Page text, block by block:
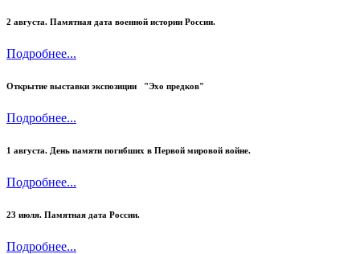
2 августа. Памятная дата военной истории России.
Подробнее...
Открытие выставки экспозиции "Эхо предков"
Подробнее...
1 августа. День памяти погибших в Первой мировой войне.
Подробнее...
23 июля. Памятная дата России.
Подробнее...